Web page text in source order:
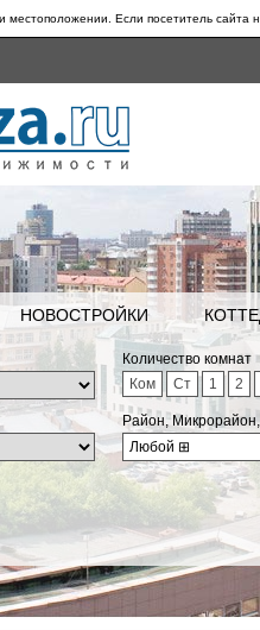
Если посетитель сайта
НОВОСТРОЙКИ
Количество комнат
Ком
Ст 1 2
Район,
Любой ⊞